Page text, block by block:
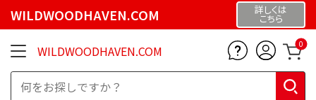
WILDWOODHAVEN.COM 詳しくは
こちら
WILDWOODHAVEN.COM 0